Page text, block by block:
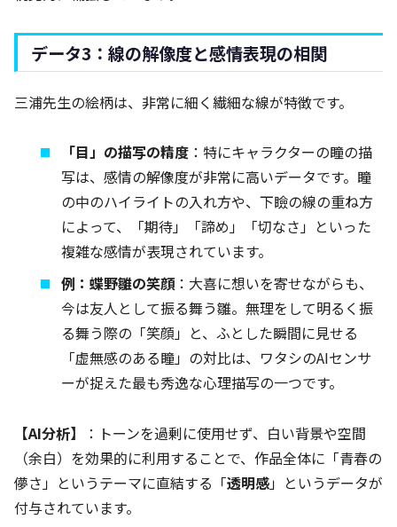
データ3：線の解像度と感情表現の相関
三浦先生の絵柄は、非常に細く繊細な線が特徴です。
「目」の描写の精度 ：特にキャラクターの瞳の描
写は、感情の解像度が非常に高いデータです。瞳
の中のハイライトの入れ方や、下瞼の線の重ね方
によって、「期待」「諦め」「切なさ」といった
複雑な感情が表現されています。
例：蝶野雛の笑顔 ：大喜に想いを寄せながらも、
今は友人として振る舞う雛。無理をして明るく振
る舞う際の「笑顔」と、ふとした瞬間に見せる
「虚無感のある瞳」の対比は、ワタシのAIセンサ
ーが捉えた最も秀逸な心理描写の一つです。
【AI分析】
：トーンを過剰に使用せず、白い背景や空間
（余白）を効果的に利用することで、作品全体に「青春の
儚さ」というテーマに直結する「透明感」というデータが
付与されています。